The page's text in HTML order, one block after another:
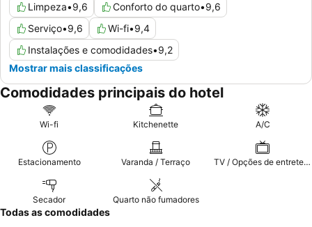
Limpeza•9,6 Conforto do quarto•9,6
Serviço•9,6 Wi-fi•9,4
Instalações e comodidades•9,2
Mostrar mais classificações
Comodidades principais do hotel
Wi-fi Kitchenette A/C
Estacionamento Varanda / Terraço TV / Opções de entretenimento
Secador Quarto não fumadores
Todas as comodidades